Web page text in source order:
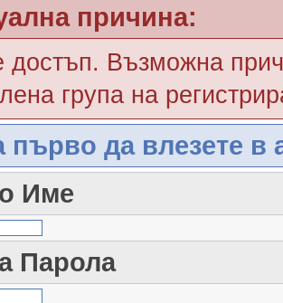
причина:
достъп. Възможна
група на
първо да влезете в
Име
Парола